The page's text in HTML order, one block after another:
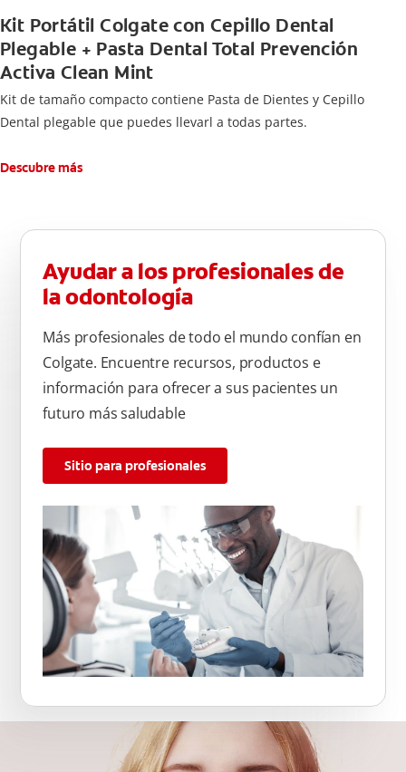
Kit Portátil Colgate con Cepillo Dental
Plegable + Pasta Dental Total Prevención
Activa Clean Mint
Kit de tamaño compacto contiene Pasta de Dientes y Cepillo
Dental plegable que puedes llevarl a todas partes.
Descubre más
Ayudar a los profesionales de
la odontología
Más profesionales de todo el mundo confían en
Colgate. Encuentre recursos, productos e
información para ofrecer a sus pacientes un
futuro más saludable
Sitio para profesionales